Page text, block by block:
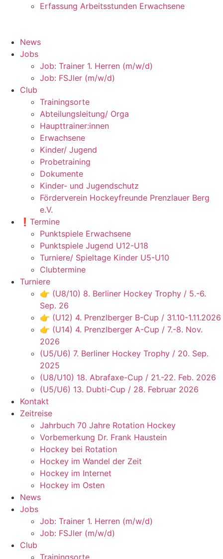
Erfassung Arbeitsstunden Erwachsene
News
Jobs
Job: Trainer 1. Herren (m/w/d)
Job: FSJler (m/w/d)
Club
Trainingsorte
Abteilungsleitung/ Orga
Haupttrainer:innen
Erwachsene
Kinder/ Jugend
Probetraining
Dokumente
Kinder- und Jugendschutz
Förderverein Hockeyfreunde Prenzlauer Berg
e.V.
❗️Termine
Punktspiele Erwachsene
Punktspiele Jugend U12-U18
Turniere/ Spieltage Kinder U5-U10
Clubtermine
Turniere
👉 (U8/10) 8. Berliner Hockey Trophy / 5.-6.
Sep. 26
👉 (U12) 4. Prenzlberger B-Cup / 31.10-1.11.2026
👉 (U14) 4. Prenzlberger A-Cup / 7.-8. Nov.
2026
(U5/U6) 7. Berliner Hockey Trophy / 20. Sep.
2025
(U8/U10) 18. Abrafaxe-Cup / 21.-22. Feb. 2026
(U5/U6) 13. Dubti-Cup / 28. Februar 2026
Kontakt
Zeitreise
Jahrbuch 70 Jahre Rotation Hockey
Vorbemerkung Dr. Frank Haustein
Hockey bei Rotation
Hockey im Wandel der Zeit
Hockey im Internet
Hockey im Osten
News
Jobs
Job: Trainer 1. Herren (m/w/d)
Job: FSJler (m/w/d)
Club
Trainingsorte